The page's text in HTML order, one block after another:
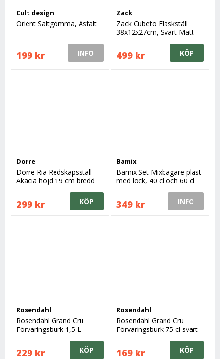
Cult design
Orient Saltgömma, Asfalt
199 kr INFO
Zack
Zack Cubeto Flaskställ
38x12x27cm, Svart Matt
499 kr KÖP
Dorre
Dorre Ria Redskapsställ
Akacia höjd 19 cm bredd
299 kr KÖP
Bamix
Bamix Set Mixbägare plast
med lock, 40 cl och 60 cl
349 kr INFO
Rosendahl
Rosendahl Grand Cru
Förvaringsburk 1,5 L
229 kr KÖP
Rosendahl
Rosendahl Grand Cru
Förvaringsburk 75 cl svart
169 kr KÖP